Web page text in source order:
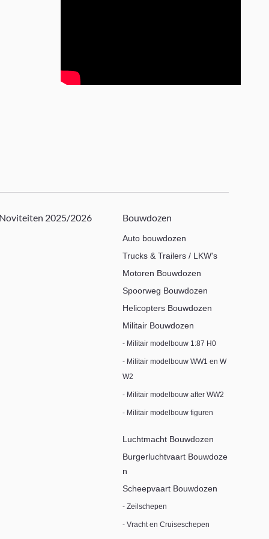
Noviteiten 2025/2026 Bouwdozen
Auto bouwdozen
Trucks & Trailers / LKW's
Motoren Bouwdozen
Spoorweg Bouwdozen
Helicopters Bouwdozen
Militair Bouwdozen
- Militair modelbouw 1:87 H0
- Militair modelbouw WW1 en W
W2
- Militair modelbouw after WW2
- Militair modelbouw figuren
Luchtmacht Bouwdozen
Burgerluchtvaart Bouwdoze
n
Scheepvaart Bouwdozen
- Zeilschepen
- Vracht en Cruiseschepen